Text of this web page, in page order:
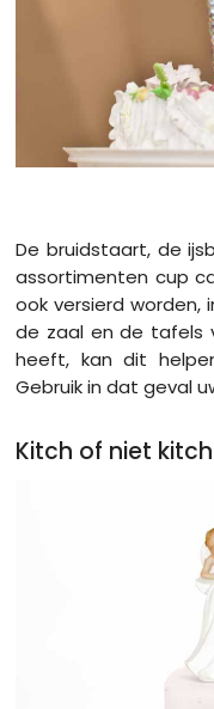
De bruidstaart, de
assortimenten cup
ook versierd
de zaal en de tafels
heeft, kan dit
Gebruik in dat geval
Kitch of niet